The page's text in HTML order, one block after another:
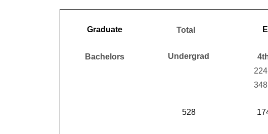
Total
Undergrad
Graduate
Bachelors
224
348
528